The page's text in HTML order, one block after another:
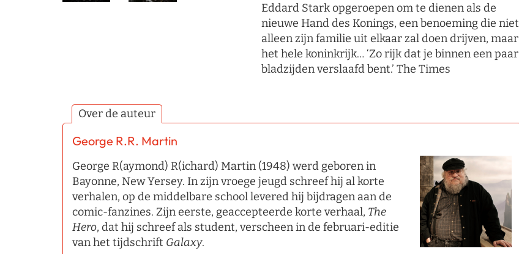
Eddard Stark opgeroepen om te dienen als de
nieuwe Hand des Konings, een benoeming die niet
alleen zijn familie uit elkaar zal doen drijven, maar
het hele koninkrijk… ‘Zo rijk dat je binnen een paar
bladzijden verslaafd bent.’ The Times
Over de auteur
George R.R. Martin
George R(aymond) R(ichard) Martin (1948) werd geboren in
Bayonne, New Yersey. In zijn vroege jeugd schreef hij al korte
verhalen, op de middelbare school levered hij bijdragen aan de
comic-fanzines. Zijn eerste, geaccepteerde korte verhaal, The
Hero, dat hij schreef als student, verscheen in de februari-editie
van het tijdschrift Galaxy.